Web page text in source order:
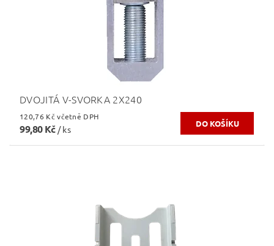
DVOJITÁ V-SVORKA 2X240
120,76 Kč včetně DPH
99,80 Kč / ks